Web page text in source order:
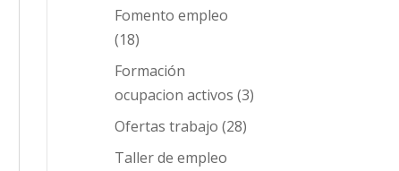
Fomento empleo
(18)
Formación
ocupacion activos (3)
Ofertas trabajo (28)
Taller de empleo